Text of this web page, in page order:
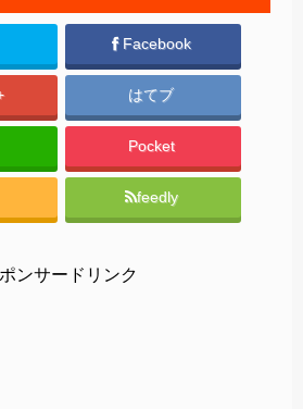
Facebook
はてブ
Pocket
feedly
ンサードリンク